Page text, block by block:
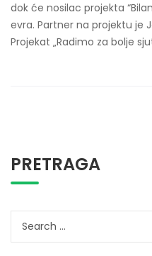
dok će nosilac projekta
evra. Partner na projektu je
Projekat „Radimo za bolje
PRETRAGA